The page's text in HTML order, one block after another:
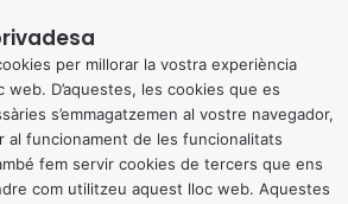
per millorar la vostra experiència
D’aquestes, les cookies que es
s’emmagatzemen al vostre navegador,
al funcionament de les funcionalitats
fem servir cookies de tercers que ens
com utilitzeu aquest lloc web. Aquestes